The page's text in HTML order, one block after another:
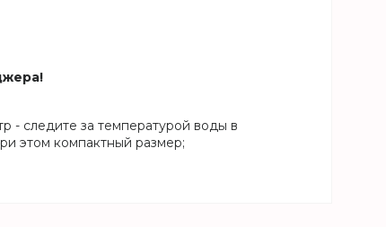
- следите за температурой воды в
этом компактный размер;